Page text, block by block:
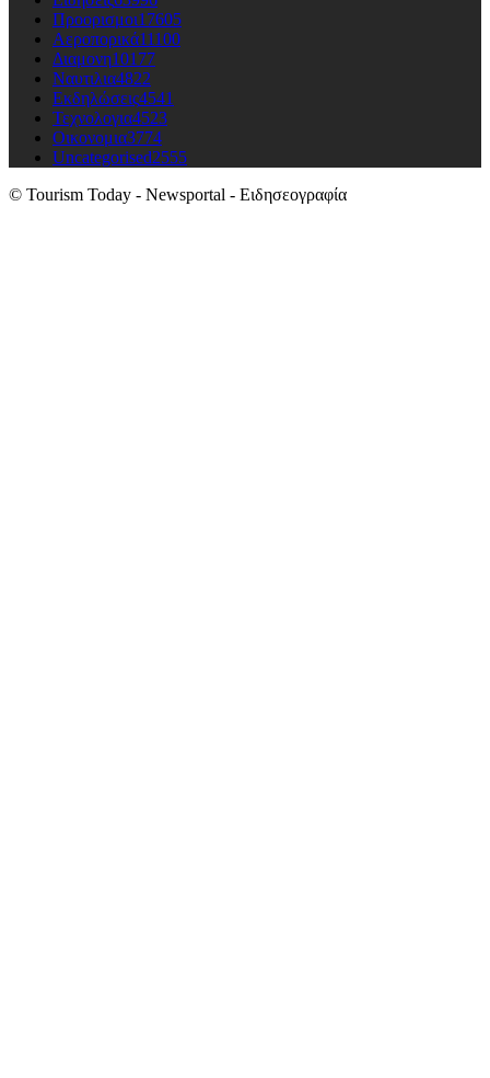
Προορισμοι17605
Αεροπορικά11100
Διαμονη10177
Ναυτιλια4822
Εκδηλώσεις4541
Τεχνολογια4523
Οικονομια3774
Uncategorised2555
© Tourism Today - Newsportal - Ειδησεογραφία